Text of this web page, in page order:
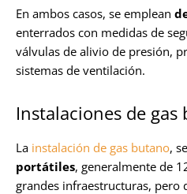
En ambos casos, se emplean
enterrados con medidas de
válvulas de alivio de presión,
sistemas de ventilación.
Instalaciones de gas
La instalación de gas butano,
portátiles, generalmente de
grandes infraestructuras, pero